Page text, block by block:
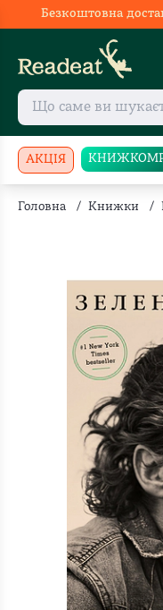
Безкоштовна
АКЦІЯ
Головна / Книжки /